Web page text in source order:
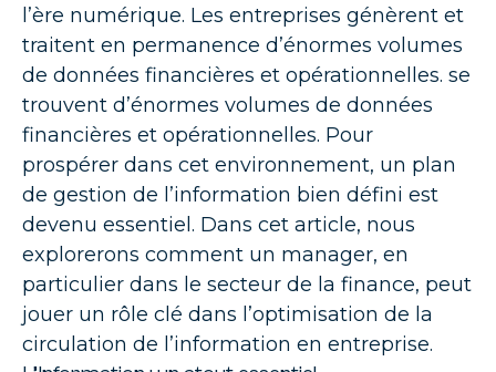
l’ère numérique. Les entreprises génèrent et
traitent en permanence d’énormes volumes
de données financières et opérationnelles. se
trouvent d’énormes volumes de données
financières et opérationnelles. Pour
prospérer dans cet environnement, un plan
de gestion de l’information bien défini est
devenu essentiel. Dans cet article, nous
explorerons comment un manager, en
particulier dans le secteur de la finance, peut
jouer un rôle clé dans l’optimisation de la
circulation de l’information en entreprise.